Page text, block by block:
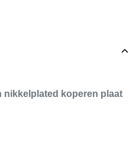
nikkelplated koperen plaat